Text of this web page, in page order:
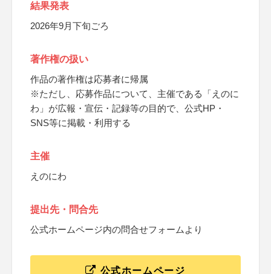
結果発表
2026年9月下旬ごろ
著作権の扱い
作品の著作権は応募者に帰属
※ただし、応募作品について、主催である「えのに
わ」が広報・宣伝・記録等の目的で、公式HP・
SNS等に掲載・利用する
主催
えのにわ
提出先・問合先
公式ホームページ内の問合せフォームより
公式ホームページ